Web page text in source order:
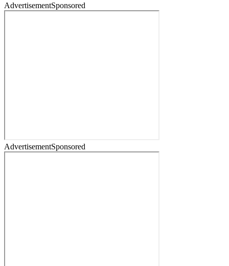
AdvertisementSponsored
AdvertisementSponsored